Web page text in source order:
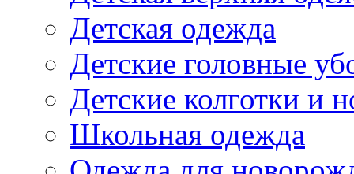
Детская одежда
Детские головные
Детские колготки и
Школьная одежда